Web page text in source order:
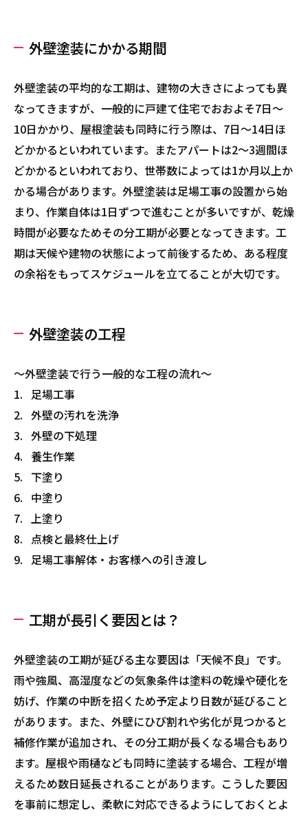
外壁塗装にかかる期間
外壁塗装の平均的な工期は、建物の大きさによっても異
なってきますが、一般的に戸建て住宅でおおよそ7日〜
10日かかり、屋根塗装も同時に行う際は、7日～14日ほ
どかかるといわれています。またアパートは2～3週間ほ
どかかるといわれており、世帯数によっては1か月以上か
かる場合があります。外壁塗装は足場工事の設置から始
まり、作業自体は1日ずつで進むことが多いですが、乾燥
時間が必要なためその分工期が必要となってきます。工
期は天候や建物の状態によって前後するため、ある程度
の余裕をもってスケジュールを立てることが大切です。
外壁塗装の工程
～外壁塗装で行う一般的な工程の流れ～
足場工事
外壁の汚れを洗浄
外壁の下処理
養生作業
下塗り
中塗り
上塗り
点検と最終仕上げ
足場工事解体・お客様への引き渡し
工期が長引く要因とは？
外壁塗装の工期が延びる主な要因は「天候不良」です。
雨や強風、高湿度などの気象条件は塗料の乾燥や硬化を
妨げ、作業の中断を招くため予定より日数が延びること
があります。また、外壁にひび割れや劣化が見つかると
補修作業が追加され、その分工期が長くなる場合もあり
ます。屋根や雨樋なども同時に塗装する場合、工程が増
えるため数日延長されることがあります。こうした要因
を事前に想定し、柔軟に対応できるようにしておくとよ